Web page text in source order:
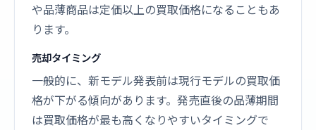
や品薄商品は定価以上の買取価格になることもあ
ります。
売却タイミング
一般的に、新モデル発表前は現行モデルの買取価
格が下がる傾向があります。発売直後の品薄期間
は買取価格が最も高くなりやすいタイミングで